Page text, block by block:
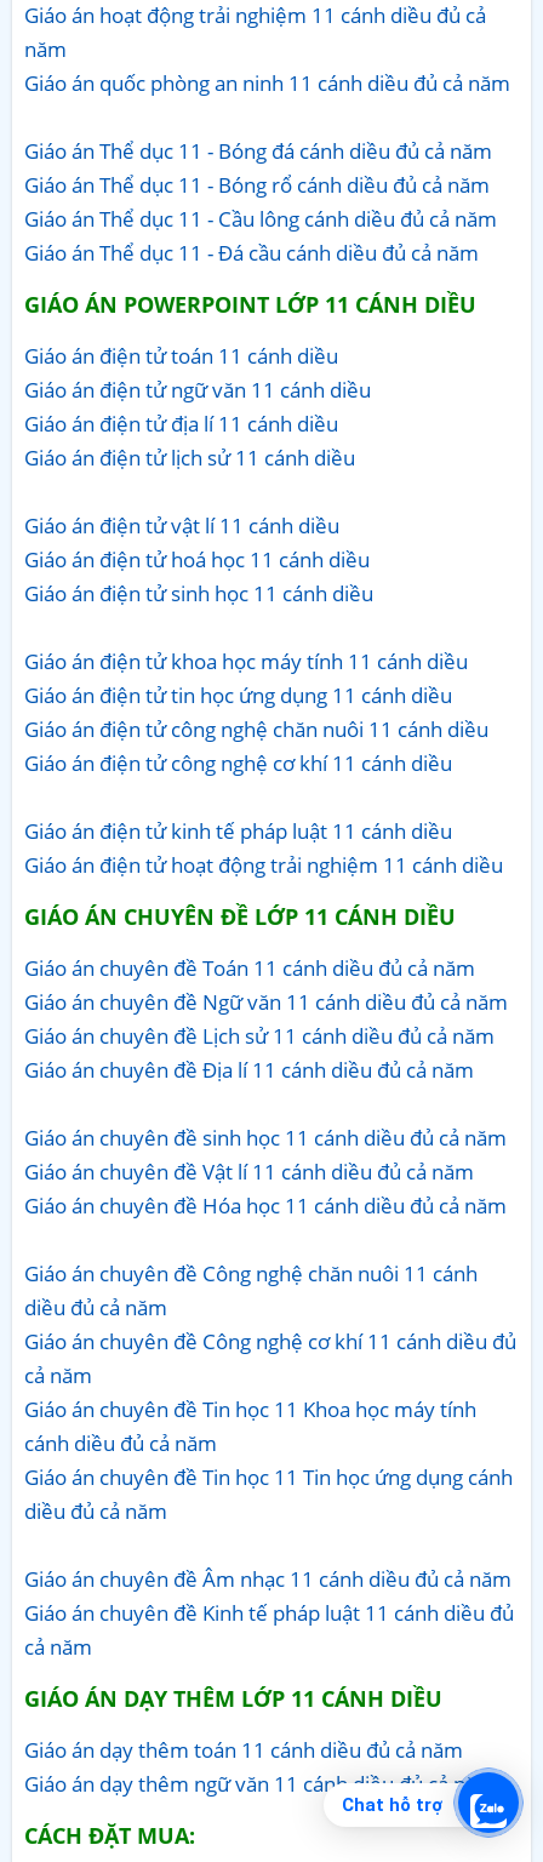
Giáo án hoạt động trải nghiệm 11 cánh diều đủ cả
năm
Giáo án quốc phòng an ninh 11 cánh diều đủ cả năm
Giáo án Thể dục 11 - Bóng đá cánh diều đủ cả năm
Giáo án Thể dục 11 - Bóng rổ cánh diều đủ cả năm
Giáo án Thể dục 11 - Cầu lông cánh diều đủ cả năm
Giáo án Thể dục 11 - Đá cầu cánh diều đủ cả năm
GIÁO ÁN POWERPOINT LỚP 11 CÁNH DIỀU
Giáo án điện tử toán 11 cánh diều
Giáo án điện tử ngữ văn 11 cánh diều
Giáo án điện tử địa lí 11 cánh diều
Giáo án điện tử lịch sử 11 cánh diều
Giáo án điện tử vật lí 11 cánh diều
Giáo án điện tử hoá học 11 cánh diều
Giáo án điện tử sinh học 11 cánh diều
Giáo án điện tử khoa học máy tính 11 cánh diều
Giáo án điện tử tin học ứng dụng 11 cánh diều
Giáo án điện tử công nghệ chăn nuôi 11 cánh diều
Giáo án điện tử công nghệ cơ khí 11 cánh diều
Giáo án điện tử kinh tế pháp luật 11 cánh diều
Giáo án điện tử hoạt động trải nghiệm 11 cánh diều
GIÁO ÁN CHUYÊN ĐỀ LỚP 11 CÁNH DIỀU
Giáo án chuyên đề Toán 11 cánh diều đủ cả năm
Giáo án chuyên đề Ngữ văn 11 cánh diều đủ cả năm
Giáo án chuyên đề Lịch sử 11 cánh diều đủ cả năm
Giáo án chuyên đề Địa lí 11 cánh diều đủ cả năm
Giáo án chuyên đề sinh học 11 cánh diều đủ cả năm
Giáo án chuyên đề Vật lí 11 cánh diều đủ cả năm
Giáo án chuyên đề Hóa học 11 cánh diều đủ cả năm
Giáo án chuyên đề Công nghệ chăn nuôi 11 cánh
diều đủ cả năm
Giáo án chuyên đề Công nghệ cơ khí 11 cánh diều đủ
cả năm
Giáo án chuyên đề Tin học 11 Khoa học máy tính
cánh diều đủ cả năm
Giáo án chuyên đề Tin học 11 Tin học ứng dụng cánh
diều đủ cả năm
Giáo án chuyên đề Âm nhạc 11 cánh diều đủ cả năm
Giáo án chuyên đề Kinh tế pháp luật 11 cánh diều đủ
cả năm
GIÁO ÁN DẠY THÊM LỚP 11 CÁNH DIỀU
Giáo án dạy thêm toán 11 cánh diều đủ cả năm
Giáo án dạy thêm ngữ văn 11 cánh diều đủ cả năm
CÁCH ĐẶT MUA:
Chat hỗ trợ